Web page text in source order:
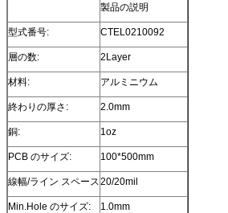
製品の説明
型式番号: CTEL0210092
層の数: 2Layer
材料: アルミニウム
終わりの厚さ: 2.0mm
銅: 1oz
PCB のサイズ: 100*500mm
線幅/ライン スペース20/20mil
Min.Hole のサイズ: 1.0mm